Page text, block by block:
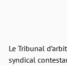
Le Tribunal
syndical